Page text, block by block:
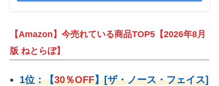
【Amazon】今売れている商品TOP5【2026年8月
版 ねとらぼ】
1位：【30％OFF】[ザ・ノース・フェイス]